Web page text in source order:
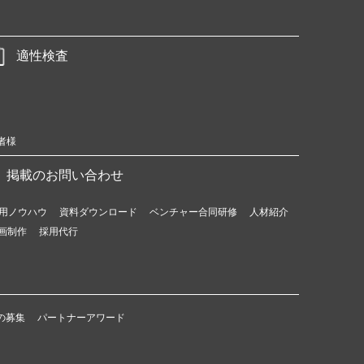
適性検査
様
掲載のお問い合わせ
ノウハウ 資料ダウンロード ベンチャー合同研修
人材紹介
制作
採用代行
募集 パートナーアワード